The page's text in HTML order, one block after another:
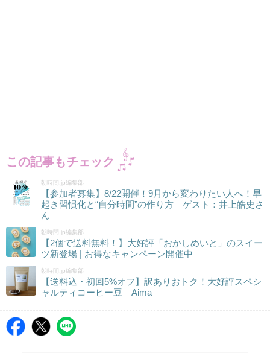
この記事もチェック
朝時間.jp編集部
【参加者募集】8/22開催！9月から変わりたい人へ！早
起き習慣化と“自分時間”の作り方｜ゲスト：井上皓史さ
ん
朝時間.jp編集部
【2個で送料無料！】大好評「おかしめいと」のスイー
ツ新登場 | お得なキャンペーン開催中
朝時間.jp編集部
【送料込・初回5%オフ】訳ありおトク！大好評スペシ
ャルティコーヒー豆｜Aima